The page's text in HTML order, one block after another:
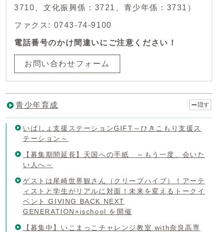
3710、文化振興係：3721、青少年係：3731）
ファクス: 0743-74-9100
電話番号のかけ間違いにご注意ください！
お問い合わせフォーム
青少年育成 隠す
いばしょ支援ステーションGIFT～ひきこもり支援ス
テーション～
【募集期間延長】天国への手紙 ～もう一度、会いた
い人へ～
ゲストは尾崎世界観さん（クリープハイプ）！アーテ
ィストと学生がリアルに対面！未来を変えるトークイ
ベント GIVING BACK NEXT
GENERATION×ischool を開催
【募集中】いこまっこチャレンジ教室 with奈良高専